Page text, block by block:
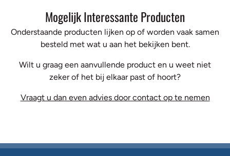
Mogelijk Interessante Producten
Onderstaande producten lijken op of worden vaak samen
besteld met wat u aan het bekijken bent.
Wilt u graag een aanvullende product en u weet niet
zeker of het bij elkaar past of hoort?
Vraagt u dan even advies door contact op te nemen